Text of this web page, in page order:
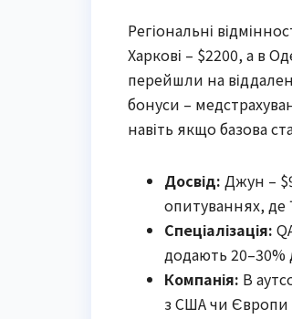
Регіональні
Харкові – $2200, а в
перейшли на
бонуси –
навіть якщо базова
Досвід: Джун –
опитуваннях, де
Спеціалізація:
додають 20–30%
Компанія: В
з США чи Європи